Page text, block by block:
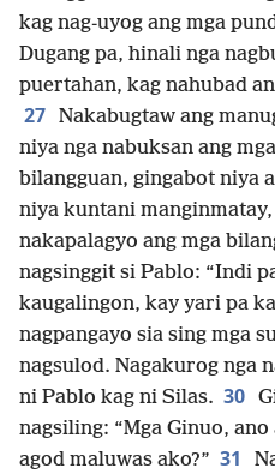
kag nag-uyog ang mga
Dugang pa, hinali nga
puertahan, kag nahubad
27 Nakabugtaw ang
niya nga nabuksan ang
bilangguan, gingabot niya
niya kuntani
nakapalagyo ang mga
nagsinggit si Pablo: “Indi
kaugalingon, kay yari pa
nagpangayo sia sing mga
nagsulod. Nagakurog nga
ni Pablo kag ni Silas. 30
nagsiling: “Mga Ginuo,
agod maluwas ako?” 31